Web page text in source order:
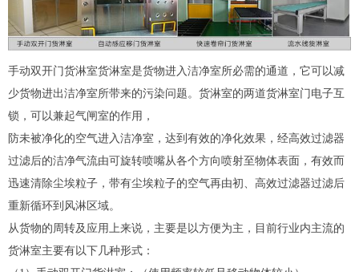
手动双开门货淋室货淋室是货物进入洁净室所必需的通道，它可以减
少货物进出洁净室所带来的污染问题。货淋室的两道货淋室门电子互
锁，可以兼起气闸室的作用，
防未被净化的空气进入洁净室，达到有效的净化效果，经高效过滤器
过滤后的洁净气流由可旋转喷嘴从各个方向喷射至物体表面，有效而
迅速清除尘埃粒子，带有尘埃粒子的空气再由初、高效过滤器过滤后
重新循环到风淋区域。
从货物的周转及应用上来说，主要是以方便为主，目前行业内主流的
货淋室主要有以下几种形式：